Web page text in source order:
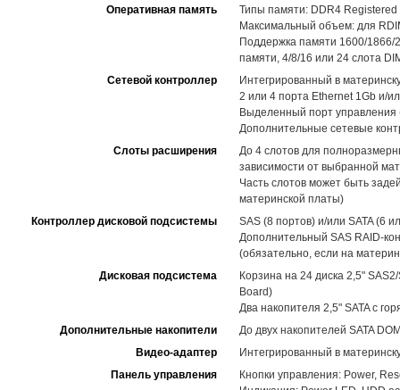
Оперативная память
Типы памяти: DDR4
Максимальный объем: для
Поддержка памяти 1600/1866/
памяти, 4/8/16 или 24 слота
Сетевой контроллер
Интегрированный в
2 или 4 порта Ethernet 1Gb и/
Выделенный порт управления
Дополнительные сетевые
Слоты расширения
До 4 слотов для
зависимости от выбранной
Часть слотов может быть
материнской платы)
Контроллер дисковой подсистемы
SAS (8 портов) и/или SATA (6
Дополнительный SAS RAID-
(обязательно, если на
Дисковая подсистема
Корзина на 24 диска 2,5"
Board)
Два накопителя 2,5" SATA с
Дополнительные накопители
До двух накопителей SATA
Видео-адаптер
Интегрированный в
Панель управления
Кнопки управления: Power,